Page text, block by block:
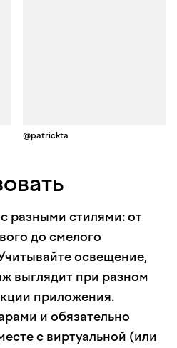
@patrickta
разными стилями: от
до смелого
освещение,
выглядит при разном
приложения.
и обязательно
с виртуальной (или